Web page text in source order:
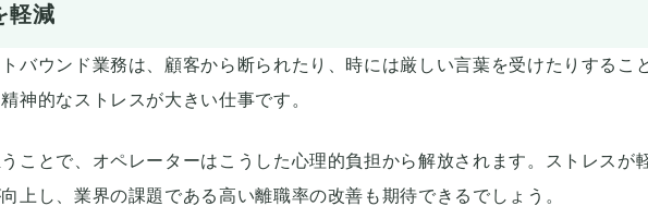
軽減
バウンド業務は、顧客から断られたり、時には厳しい言葉を受けたりするこ
神的なストレスが大きい仕事です。
ことで、オペレーターはこうした心理的負担から解放されます。ストレスが
上し、業界の課題である高い離職率の改善も期待できるでしょう。